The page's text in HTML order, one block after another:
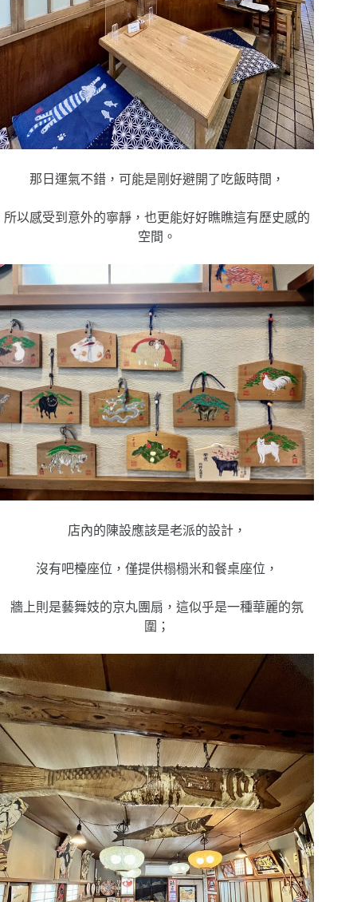
那日運氣不錯，可能是剛好避開了吃飯時間，
所以感受到意外的寧靜，也更能好好瞧瞧這有歷史感的
空間。
店內的陳設應該是老派的設計，
沒有吧檯座位，僅提供榻榻米和餐桌座位，
牆上則是藝舞妓的京丸團扇，這似乎是一種華麗的氛
圍；